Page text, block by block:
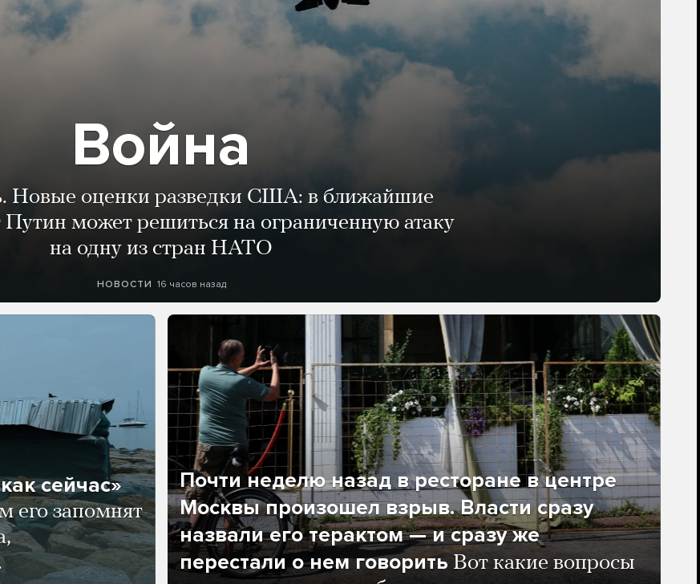
Война
Новые оценки разведки США: в ближайшие
Путин может решиться на ограниченную атаку
на одну из стран НАТО
НОВОСТИ 16 часов назад
сейчас»
его запомнят
Почти неделю назад в ресторане в центре
Москвы произошел взрыв. Власти сразу
назвали его терактом — и сразу же
перестали о нем говорить Вот какие вопросы